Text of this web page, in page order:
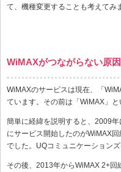
て、機種変更することも考えてみ
WiMAXがつながらない原
WiMAXのサービスは現在、「
ています。その前は「WiMAX」と
簡単に経緯を説明すると、2009
にサービス開始したのがWiMAX
でした。UQコミュニケーション
その後、2013年からWiMAX 2+